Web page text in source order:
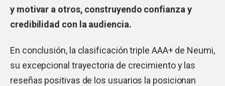
y motivar a otros, construyendo confianza y
credibilidad con la audiencia.
En conclusión, la clasificación triple AAA+ de Neumi,
su excepcional trayectoria de crecimiento y las
reseñas positivas de los usuarios la posicionan